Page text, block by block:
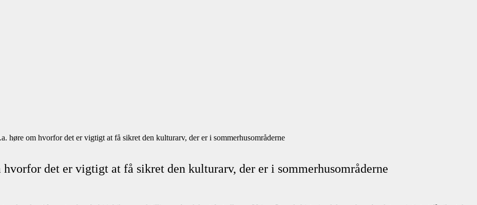
høre om hvorfor det er vigtigt at få sikret den kulturarv, der er i sommerhusområderne
det er vigtigt at få sikret den kulturarv, der er i sommerhusområderne